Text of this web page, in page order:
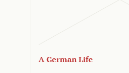
A German Life